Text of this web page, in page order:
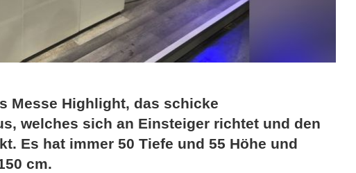
Messe Highlight, das schicke
welches sich an Einsteiger richtet und den
Es hat immer 50 Tiefe und 55 Höhe und
cm.